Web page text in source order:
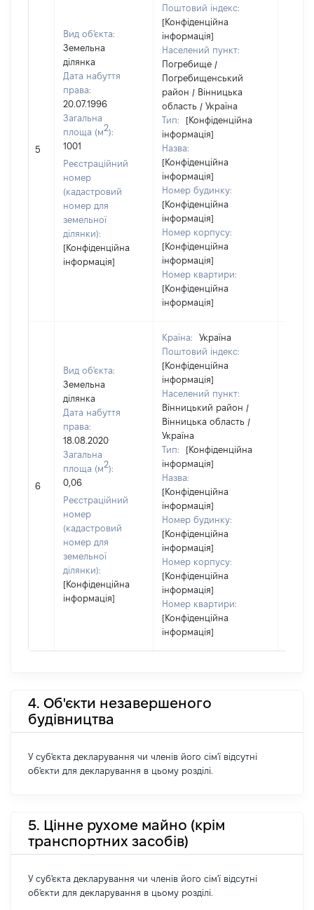
5
Вид об'єкта:
Земельна
ділянка
Дата набуття
права:
20.07.1996
Загальна
площа (м2):
1001
Реєстраційний
номер
(кадастровий
номер для
земельної
ділянки):
[Конфіденційна
інформація]
Поштовий індекс:
[Конфіденційна
інформація]
Населений пункт:
Погребище /
Погребищенський
район / Вінницька
область / Україна
Тип:
[Конфіденційна
інформація]
Назва:
[Конфіденційна
інформація]
Номер будинку:
[Конфіденційна
інформація]
Номер корпусу:
[Конфіденційна
інформація]
Номер квартири:
[Конфіденційна
інформація]
6
Вид об'єкта:
Земельна
ділянка
Дата набуття
права:
18.08.2020
Загальна
площа (м2):
0,06
Реєстраційний
номер
(кадастровий
номер для
земельної
ділянки):
[Конфіденційна
інформація]
Країна:
Україна
Поштовий індекс:
[Конфіденційна
інформація]
Населений пункт:
Вінницький район /
Вінницька область /
Україна
Тип:
[Конфіденційна
інформація]
Назва:
[Конфіденційна
інформація]
Номер будинку:
[Конфіденційна
інформація]
Номер корпусу:
[Конфіденційна
інформація]
Номер квартири:
[Конфіденційна
інформація]
4. Об'єкти незавершеного
будівництва
У суб'єкта декларування чи членів його сім'ї відсутні
об'єкти для декларування в цьому розділі.
5. Цінне рухоме майно (крім
транспортних засобів)
У суб'єкта декларування чи членів його сім'ї відсутні
об'єкти для декларування в цьому розділі.